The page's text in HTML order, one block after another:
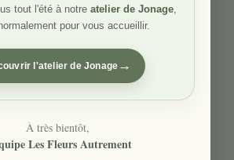
tout l'été à notre atelier de Jonage,
pour vous accueillir.
l'atelier de Jonage →
À très bientôt,
Les Fleurs Autrement
disponible à la page
publication : Marjolaine Thievenaz
de la rédaction :Loan Bianchi
Hébergeur du site